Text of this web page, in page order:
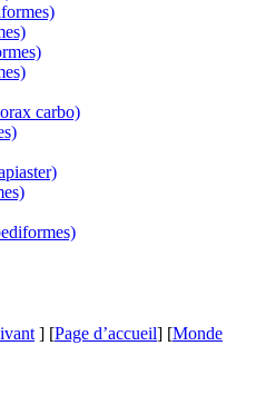
carbo)
] [Page d’accueil] [Monde